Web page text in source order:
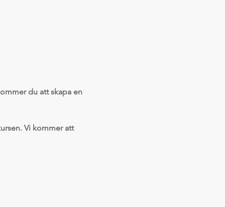
du att skapa en
Vi kommer att